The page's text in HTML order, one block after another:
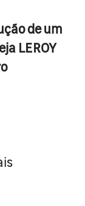
de um
LEROY